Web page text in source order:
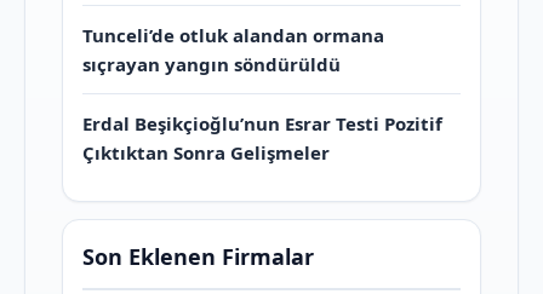
Tunceli’de otluk alandan ormana
sıçrayan yangın söndürüldü
Erdal Beşikçioğlu’nun Esrar Testi Pozitif
Çıktıktan Sonra Gelişmeler
Son Eklenen Firmalar